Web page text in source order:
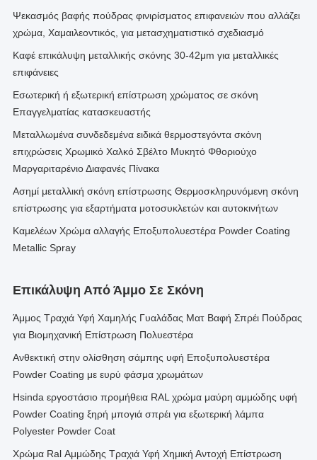
Ψεκασμός βαφής πούδρας φινιρίσματος επιφανειών που αλλάζει
χρώμα, Χαμαιλεοντικός, για μετασχηματιστικό σχεδιασμό
Καφέ επικάλυψη μεταλλικής σκόνης 30-42μm για μεταλλικές
επιφάνειες
Εσωτερική ή εξωτερική επίστρωση χρώματος σε σκόνη
Επαγγελματίας κατασκευαστής
Μεταλλωμένα συνδεδεμένα ειδικά θερμοστεγόντα σκόνη
επιχρώσεις Χρωμικό Χαλκό Σβέλτο Μυκητό Φθοριούχο
Μαργαριταρένιο Διαφανές Πίνακα
Ασημί μεταλλική σκόνη επίστρωσης Θερμοσκληρυνόμενη σκόνη
επίστρωσης για εξαρτήματα μοτοσυκλετών και αυτοκινήτων
Καμελέων Χρώμα αλλαγής Εποξυπολυεστέρα Powder Coating
Metallic Spray
Επικάλυψη Από Άμμο Σε Σκόνη
Άμμος Τραχιά Υφή Χαμηλής Γυαλάδας Ματ Βαφή Σπρέι Πούδρας
για Βιομηχανική Επίστρωση Πολυεστέρα
Ανθεκτική στην ολίσθηση σάμπης υφή Εποξυπολυεστέρα
Powder Coating με ευρύ φάσμα χρωμάτων
Hsinda εργοστάσιο προμήθεια RAL χρώμα μαύρη αμμώδης υφή
Powder Coating ξηρή μπογιά σπρέι για εξωτερική λάμπα
Polyester Powder Coat
Χρώμα Ral Αμμώδης Τραχιά Υφή Χημική Αντοχή Επίστρωση